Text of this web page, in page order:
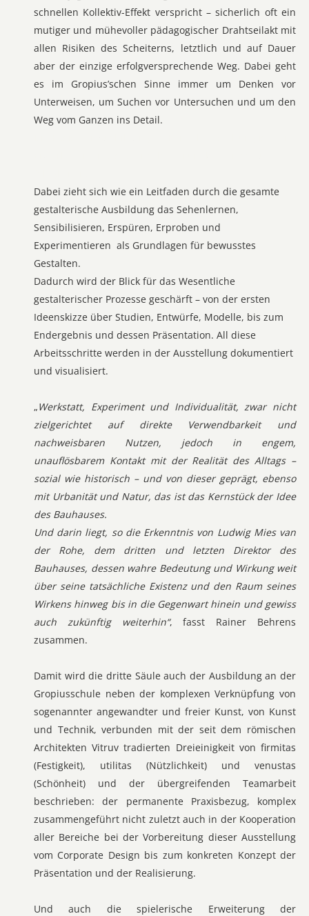
schnellen Kollektiv-Effekt verspricht – sicherlich oft ein
mutiger und mühevoller pädagogischer Drahtseilakt mit
allen Risiken des Scheiterns, letztlich und auf Dauer
aber der einzige erfolgversprechende Weg. Dabei geht
es im Gropius’schen Sinne immer um Denken vor
Unterweisen, um Suchen vor Untersuchen und um den
Weg vom Ganzen ins Detail.
Dabei zieht sich wie ein Leitfaden durch die gesamte
gestalterische Ausbildung das Sehenlernen,
Sensibilisieren, Erspüren, Erproben und
Experimentieren als Grundlagen für bewusstes
Gestalten.
Dadurch wird der Blick für das Wesentliche
gestalterischer Prozesse geschärft – von der ersten
Ideenskizze über Studien, Entwürfe, Modelle, bis zum
Endergebnis und dessen Präsentation. All diese
Arbeitsschritte werden in der Ausstellung dokumentiert
und visualisiert.
„Werkstatt, Experiment und Individualität, zwar nicht
zielgerichtet auf direkte Verwendbarkeit und
nachweisbaren Nutzen, jedoch in engem,
unauflösbarem Kontakt mit der Realität des Alltags –
sozial wie historisch – und von dieser geprägt, ebenso
mit Urbanität und Natur, das ist das Kernstück der Idee
des Bauhauses.
Und darin liegt, so die Erkenntnis von Ludwig Mies van
der Rohe, dem dritten und letzten Direktor des
Bauhauses, dessen wahre Bedeutung und Wirkung weit
über seine tatsächliche Existenz und den Raum seines
Wirkens hinweg bis in die Gegenwart hinein und gewiss
auch zukünftig weiterhin“, fasst Rainer Behrens
zusammen.
Damit wird die dritte Säule auch der Ausbildung an der
Gropiusschule neben der komplexen Verknüpfung von
sogenannter angewandter und freier Kunst, von Kunst
und Technik, verbunden mit der seit dem römischen
Architekten Vitruv tradierten Dreieinigkeit von firmitas
(Festigkeit), utilitas (Nützlichkeit) und venustas
(Schönheit) und der übergreifenden Teamarbeit
beschrieben: der permanente Praxisbezug, komplex
zusammengeführt nicht zuletzt auch in der Kooperation
aller Bereiche bei der Vorbereitung dieser Ausstellung
vom Corporate Design bis zum konkreten Konzept der
Präsentation und der Realisierung.
Und auch die spielerische Erweiterung der